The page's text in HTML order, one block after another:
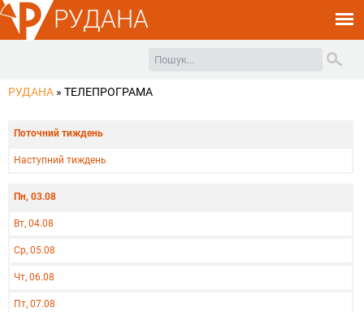
РУДАНА
РУДАНА » ТЕЛЕПРОГРАМА
Поточний тиждень
Наступний тиждень
Пн, 03.08
Вт, 04.08
Ср, 05.08
Чт, 06.08
Пт, 07.08